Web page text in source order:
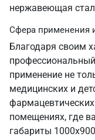
нержавеющая
Сфера применения
Благодаря своим
применение не
медицинских и
помещениях, где
габариты